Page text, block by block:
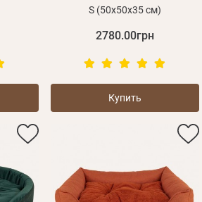
S (50x50x35 см)
2780.00грн
Купить